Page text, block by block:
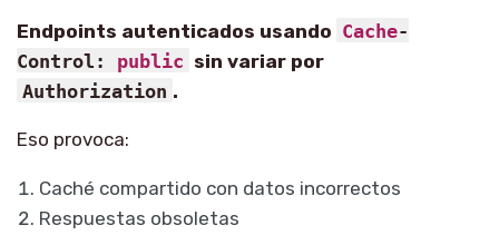
Endpoints autenticados usando Cache-
Control: public sin variar por
Authorization .
Eso provoca:
Caché compartido con datos incorrectos
Respuestas obsoletas